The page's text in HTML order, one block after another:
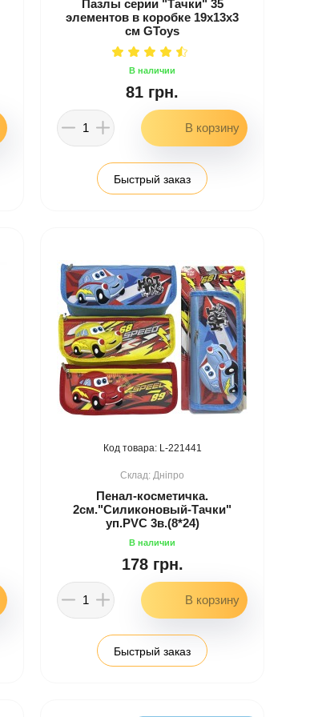
Пазлы серии "Тачки" 35
элементов в коробке 19х13х3
см GToys
81 грн.
Быстрый заказ
221441
Дніпро
Пенал-косметичка.
2см."Силиконовый-Тачки"
уп.PVC 3в.(8*24)
178 грн.
Быстрый заказ